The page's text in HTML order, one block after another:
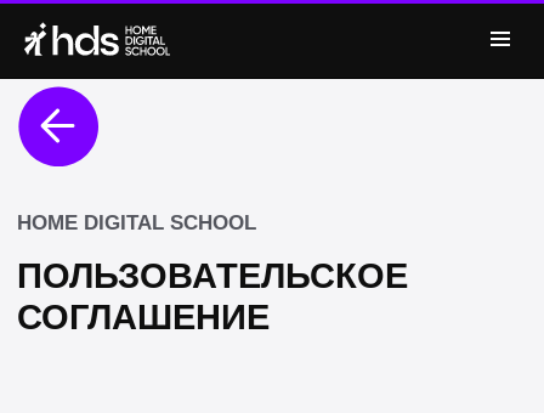
СОГЛАШЕНИЕ
HOME DIGITAL SCHOOL